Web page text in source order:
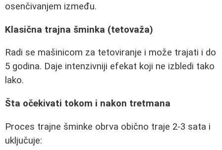
osenčivanjem između.
Klasična trajna šminka (tetovaža)
Radi se mašinicom za tetoviranje i može trajati i do
5 godina. Daje intenzivniji efekat koji ne izbledi tako
lako.
Šta očekivati tokom i nakon tretmana
Proces trajne šminke obrva obično traje 2-3 sata i
uključuje: